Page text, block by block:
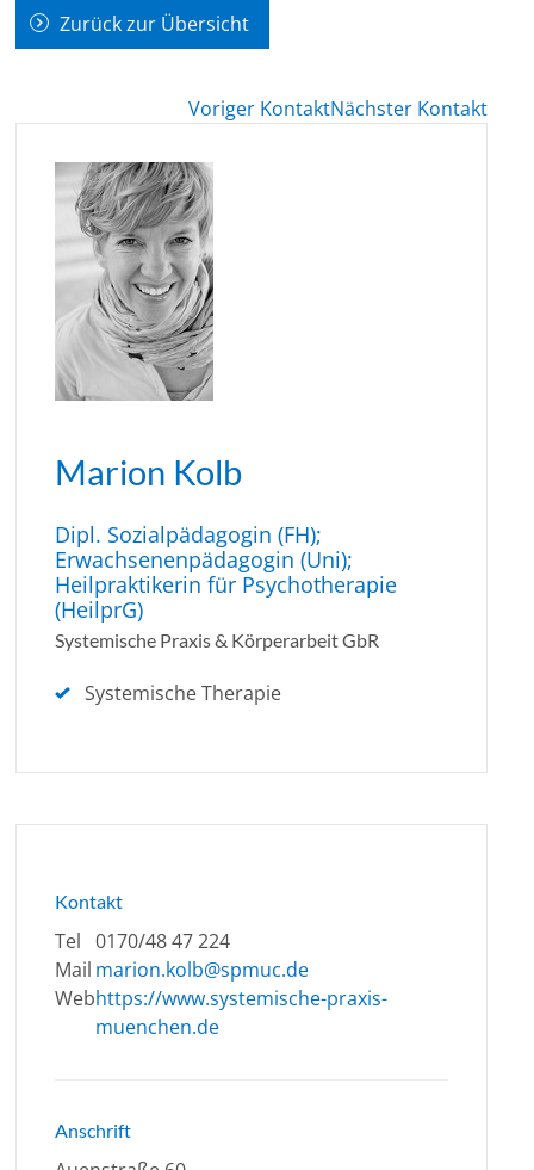
Zurück zur Übersicht
Voriger KontaktNächster Kontakt
Marion Kolb
Dipl. Sozialpädagogin (FH);
Erwachsenenpädagogin (Uni);
Heilpraktikerin für Psychotherapie
(HeilprG)
Systemische Praxis & Körperarbeit GbR
Systemische Therapie
Kontakt
Tel 0170/48 47 224
Mail marion.kolb@spmuc.de
Webhttps://www.systemische-praxis-
muenchen.de
Anschrift